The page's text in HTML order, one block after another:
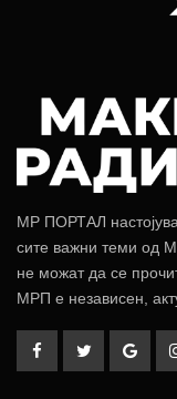
МР ПОРТАЛ настојува
сите важни теми од
не можат да се
МРП е независен,